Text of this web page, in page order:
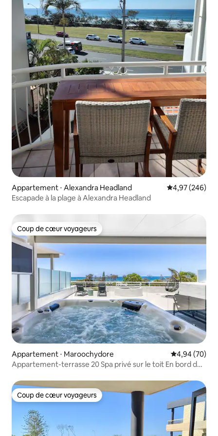
Appartement ⋅ Alexandra Headland Évaluation
4,97 (246)
Escapade à la plage à Alexandra Headland
Coup de cœur voyageurs
Coup de cœur voyageurs
Appartement ⋅ Maroochydore Évaluation
4,94 (70)
Appartement-terrasse 20 Spa privé sur le toit En bord de
Coup de cœur voyageurs
Coup de cœur voyageurs